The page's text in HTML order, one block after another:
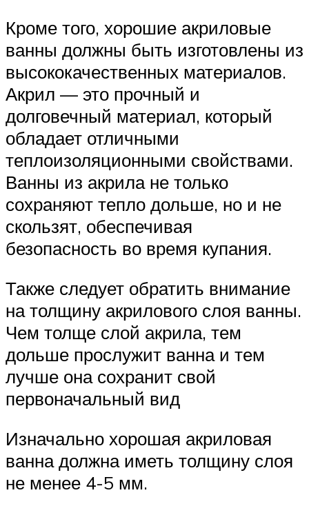
Кроме того, хорошие акриловые
ванны должны быть изготовлены из
высококачественных материалов.
Акрил — это прочный и
долговечный материал, который
обладает отличными
теплоизоляционными свойствами.
Ванны из акрила не только
сохраняют тепло дольше, но и не
скользят, обеспечивая
безопасность во время купания.
Также следует обратить внимание
на толщину акрилового слоя ванны.
Чем толще слой акрила, тем
дольше прослужит ванна и тем
лучше она сохранит свой
первоначальный вид
Изначально хорошая акриловая
ванна должна иметь толщину слоя
не менее 4-5 мм.